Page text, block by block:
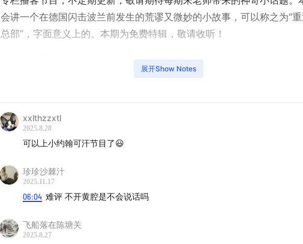
会讲一个在德国闪击波兰前发生的荒谬又微妙的小故事，可以称之为“
总部”，字面意义上的。本期为免费特辑，敬请收听！
展开Show Notes
xxlthzzxtl
2025.8.28
可以上小约翰可汗节目了😃
珍珍沙棘汁
2025.11.17
06:04 难评 不开黄腔是不会说话吗
飞船落在陈塘关
2025.8.27